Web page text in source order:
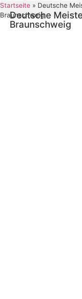
Startseite » Deutsche
Braunschweig
Deutsche
Braunschweig